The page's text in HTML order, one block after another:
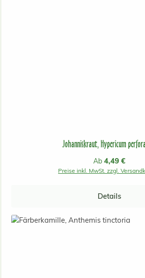
Johanniskraut, Hypericum
Regulärer Preis:
Ab 4,49 €
Preise inkl. MwSt. zzgl.
Details